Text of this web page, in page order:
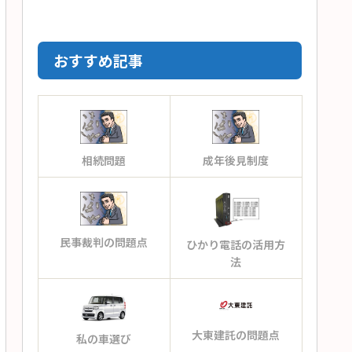
おすすめ記事
相続問題 成年後見制度
民事裁判の問題点
ひかり電話の活用方
法
私の車選び 大東建託の問題点